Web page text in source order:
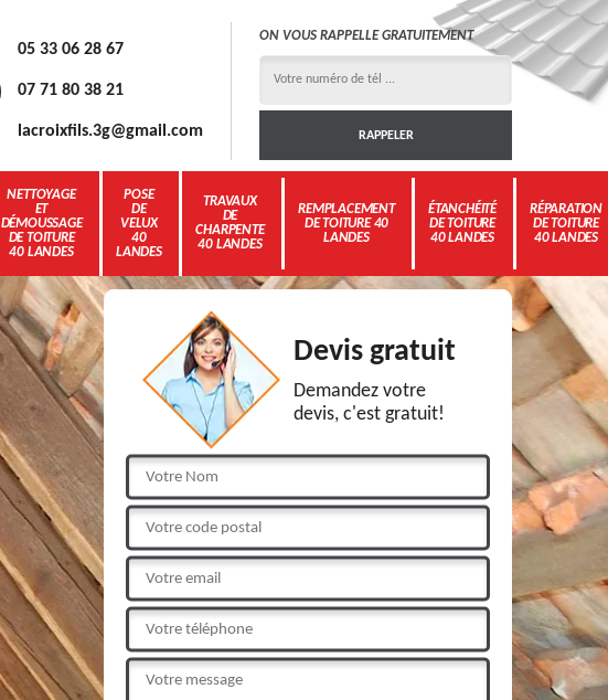
05 33 06 28 67
07 71 80 38 21
lacroixfils.3g@gmail.com
ON VOUS RAPPELLE GRATUITEMENT
NETTOYAGE
ET
DÉMOUSSAGE
DE TOITURE
40 LANDES
POSE
DE
VELUX
40
LANDES
TRAVAUX
DE
CHARPENTE
40 LANDES
REMPLACEMENT
DE TOITURE 40
LANDES
ÉTANCHÉITÉ
DE TOITURE
40 LANDES
RÉPARATION
DE TOITURE
40 LANDES
Devis gratuit
Demandez votre
devis, c'est gratuit!